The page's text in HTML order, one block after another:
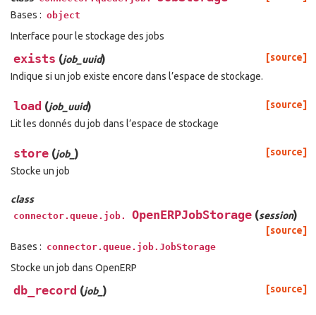
Bases : object
Interface pour le stockage des jobs
exists (job_uuid)
[source]
Indique si un job existe encore dans l’espace de stockage.
load (job_uuid)
[source]
Lit les donnés du job dans l’espace de stockage
store (job_ )
[source]
Stocke un job
class
connector.queue.job. OpenERPJobStorage (session)
[source]
Bases : connector.queue.job.JobStorage
Stocke un job dans OpenERP
db_record (job_ ) [source]